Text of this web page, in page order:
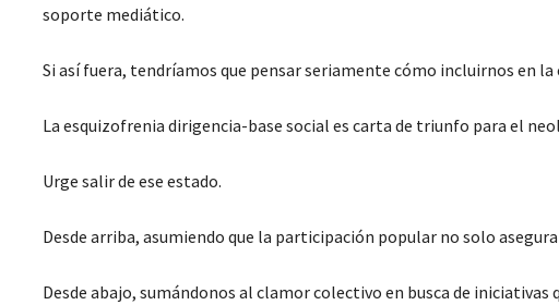
soporte mediático.
Si así fuera, tendríamos que pensar seriamente cómo incluirnos en la
La esquizofrenia dirigencia-base social es carta de triunfo para el
Urge salir de ese estado.
Desde arriba, asumiendo que la participación popular no solo
Desde abajo, sumándonos al clamor colectivo en busca de